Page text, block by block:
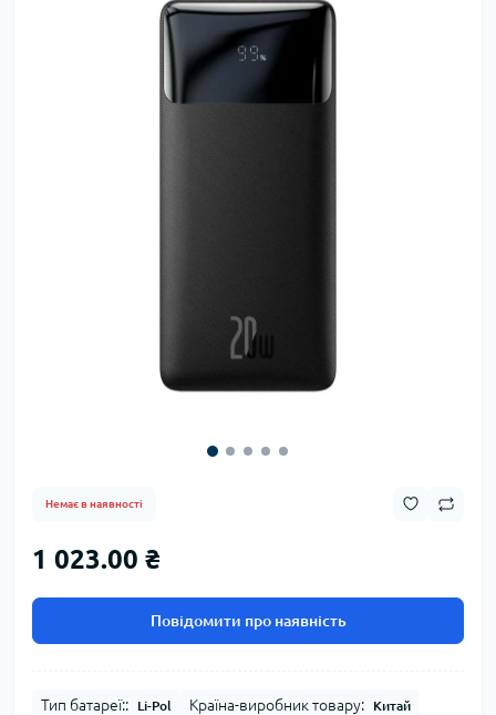
Немає в наявності
1 023.00 ₴
Повідомити про наявність
Тип батареї:: Li-Pol Країна-виробник товару: Китай